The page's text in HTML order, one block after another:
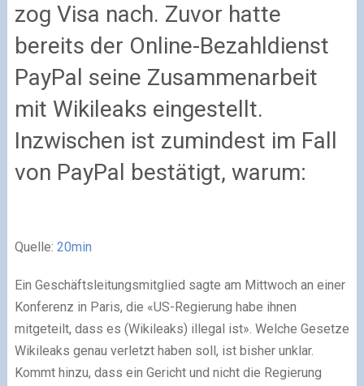
zog Visa nach. Zuvor hatte
bereits der Online-Bezahldienst
PayPal seine Zusammenarbeit
mit Wikileaks eingestellt.
Inzwischen ist zumindest im Fall
von PayPal bestätigt, warum:
Quelle: 20min
Ein Geschäftsleitungsmitglied sagte am Mittwoch an einer
Konferenz in Paris, die «US-Regierung habe ihnen
mitgeteilt, dass es (Wikileaks) illegal ist». Welche Gesetze
Wikileaks genau verletzt haben soll, ist bisher unklar.
Kommt hinzu, dass ein Gericht und nicht die Regierung